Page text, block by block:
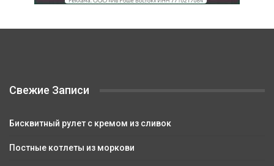
Свежие Записи
Бисквитный рулет с кремом из сливок
Постные котлеты из моркови